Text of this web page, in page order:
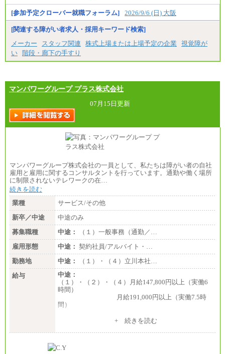
[参加予定クローバー就職フォーラム] 2026/9/6 (日) 大阪
[関連する障がい者求人・採用キーワード検索]
メーカー
スタッフ関連 株式上場または上場予定の企業
視覚障が
い 階段・廊下の手すり
マンパワーグループ プラス株式会社
07月15日更新
マンパワーグループ株式会社の一員として、私たちは障がい者の自社
雇用と雇用に関するコンサルタントを行っています。通勤や働く場所
に制限されないテレワークの在…
続きを読む
業種
サービス/その他
新卒／中途
中途のみ
募集職種
中途：
（１）一般事務（通勤／…
雇用形態
中途： 契約社員/アルバイト・…
勤務地
中途：
（１）・（４）立川本社…
給与
中途：
（１）・（２）・（４）月給147,800円以上（実働6
時間）
月給191,000円以上（実働7.5時
間）
（３）月給191,000円以上（実働7.5時間）
（５）月給147,800円以上（実働6時間）
時給 1,226円（実働4.5時間）
+ 続きを読む